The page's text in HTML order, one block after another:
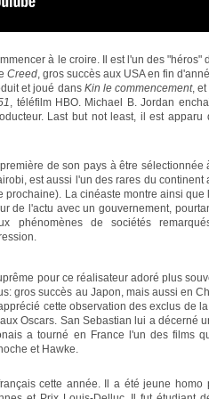
à le croire. Il est l'un des "héros"
Creed, gros succès aux USA en fin
et joué dans Kin le commencement,
, téléfilm HBO. Michael B. Jordan
Last but not least, il est apparu
de son pays à être sélectionnée
est aussi l'un des rares du continent
prochaine). La cinéaste montre ainsi
de l'actu avec un gouvernement,
phénomènes de sociétés
pour ce réalisateur adoré plus
gros succès au Japon, mais aussi en
cette observation des exclus de
Oscars. San Sebastian lui a décerné
a tourné en France l'un des films
et Hawke.
cette année. Il a été jeune homo